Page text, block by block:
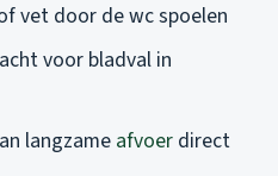
vet door de wc spoelen
voor bladval in
langzame afvoer direct